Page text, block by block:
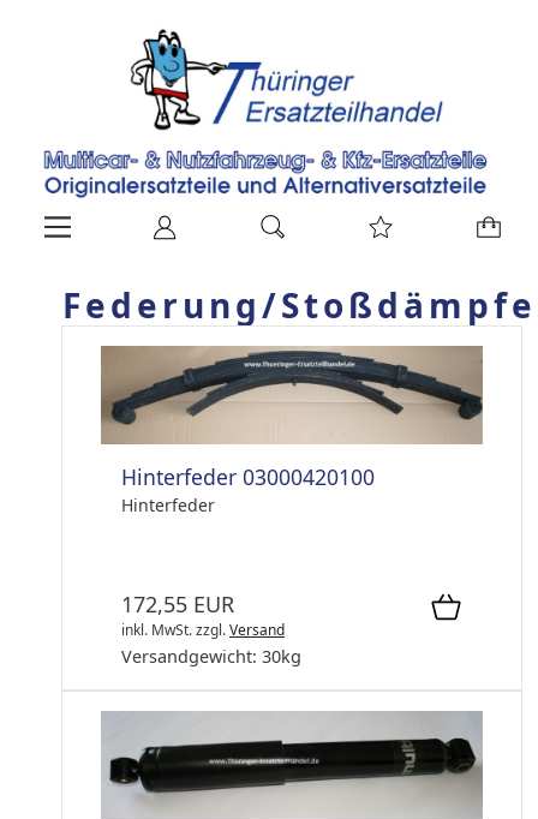
Federung/
Hinterfeder 03000420100
Hinterfeder
172,55 EUR
inkl. MwSt.zzgl.Versand
Versandgewicht: 30kg